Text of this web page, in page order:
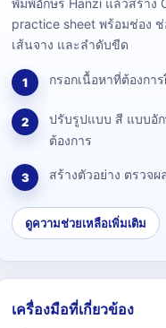
พิมพ์อักษร Hanzi แล้วสร้าง
practice sheet พร้อมช่อง
เส้นจาง และลำดับขีด
1 กรอกเนื้อหาที่ต้องกา
2
ปรับรูปแบบ สี แบบอั
ต้องการ
3 สร้างตัวอย่าง ตรวจ
ดูความช่วยเหลือเพิ่มเติม
เครื่องมือที่เกี่ยวข้อง